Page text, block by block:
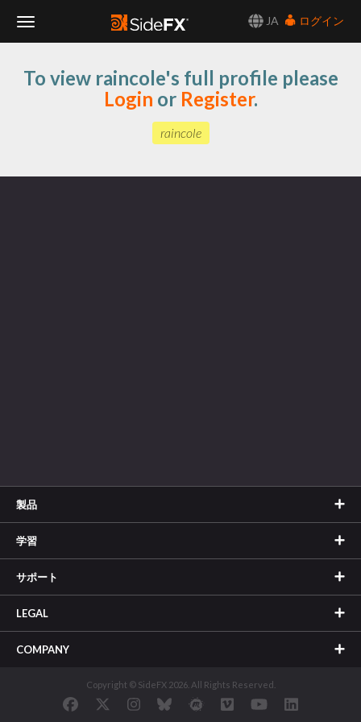
JA
ログイン
Navigation
To view raincole's full profile please
Login or Register.
raincole
製品
学習
サポート
LEGAL
COMPANY
Copyright © SideFX 2026. All Rights Reserved.